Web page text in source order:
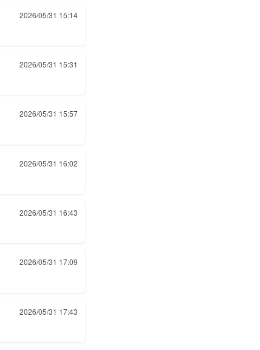
2026/05/31 15:14
2026/05/31 15:31
2026/05/31 15:57
2026/05/31 16:02
2026/05/31 16:43
2026/05/31 17:09
2026/05/31 17:43